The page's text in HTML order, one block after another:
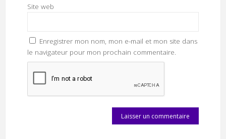
Site web
Enregistrer mon nom, mon e-mail et mon site dans
le navigateur pour mon prochain commentaire.